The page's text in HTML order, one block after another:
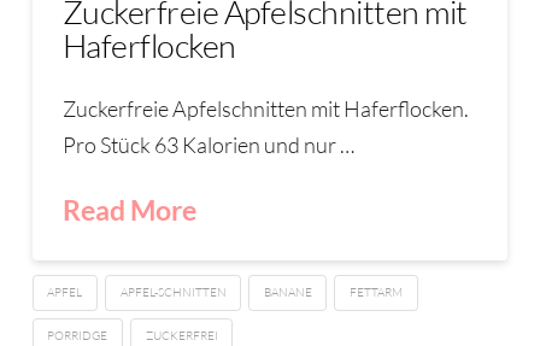
Zuckerfreie Apfelschnitten mit
Haferflocken
Zuckerfreie Apfelschnitten mit Haferflocken.
Pro Stück 63 Kalorien und nur …
Read More
APFEL APFEL-SCHNITTEN BANANE FETTARM
PORRIDGE ZUCKERFREI